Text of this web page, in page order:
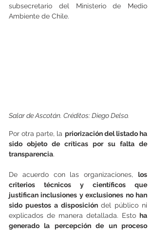
subsecretario del Ministerio de Medio
Ambiente de Chile.
Salar de Ascotán. Créditos: Diego Delso.
Por otra parte, la priorización del listado ha
sido objeto de críticas por su falta de
transparencia.
De acuerdo con las organizaciones, los
criterios técnicos y científicos que
justifican inclusiones y exclusiones no han
sido puestos a disposición del público ni
explicados de manera detallada. Esto ha
generado la percepción de un proceso